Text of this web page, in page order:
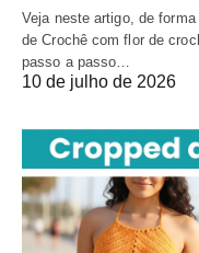
Veja neste artigo, de
de Crochê com flor de
passo a passo…
10 de julho de 2026